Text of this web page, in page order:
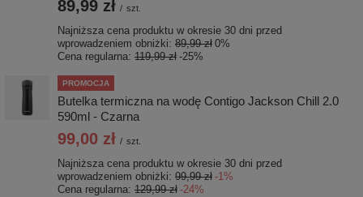
89,99 zł / szt.
Najniższa cena produktu w okresie 30 dni przed
wprowadzeniem obniżki: 89,99 zł 0%
Cena regularna: 119,99 zł -25%
PROMOCJA
Butelka termiczna na wodę Contigo Jackson Chill 2.0
590ml - Czarna
99,00 zł / szt.
Najniższa cena produktu w okresie 30 dni przed
wprowadzeniem obniżki: 99,99 zł -1%
Cena regularna: 129,99 zł -24%